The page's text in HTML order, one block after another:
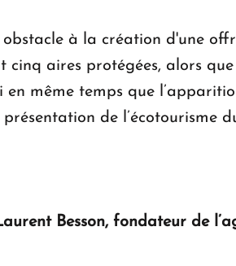
à la création d'une
aires protégées, alors
même temps que
de l’écotourisme
Besson, fondateur de